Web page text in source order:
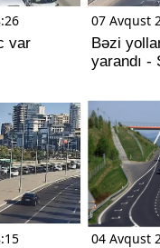
var
07 Avqust
Bəzi
yarandı -
04 Avqust